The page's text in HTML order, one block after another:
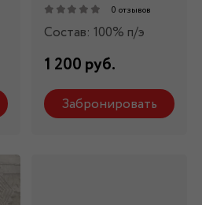
0 отзывов
Состав: 100% п/э
1 200 руб.
Забронировать